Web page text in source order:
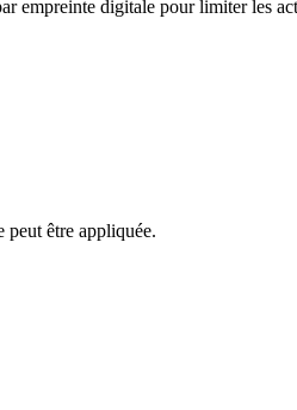
empreinte digitale pour limiter les
peut être appliquée.